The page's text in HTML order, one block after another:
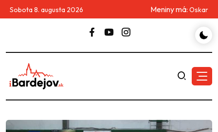
Sobota 8. augusta 2026 Meniny má: Oskar